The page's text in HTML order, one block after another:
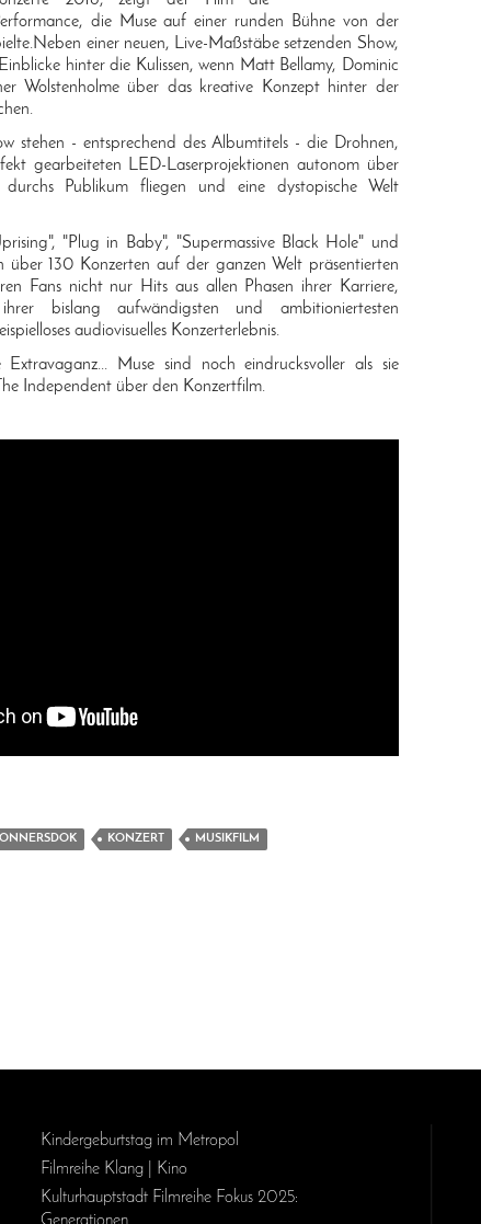
die Muse auf einer runden Bühne von der
einer neuen, Live-Maßstäbe setzenden Show,
hinter die Kulissen, wenn Matt Bellamy, Dominic
Wolstenholme über das kreative Konzept hinter der
stehen - entsprechend des Albumtitels - die Drohnen,
gearbeiteten LED-Laserprojektionen autonom über
Publikum fliegen und eine dystopische Welt
"Plug in Baby", "Supermassive Black Hole" und
über 130 Konzerten auf der ganzen Welt präsentierten
Fans nicht nur Hits aus allen Phasen ihrer Karriere,
bislang aufwändigsten und ambitioniertesten
audiovisuelles Konzerterlebnis.
Extravaganz... Muse sind noch eindrucksvoller als sie
Independent über den Konzertfilm.
KONZERT MUSIKFILM
Kinder­geburts­tag im Metropol
Filmreihe Klang | Kino
Kulturhauptstadt Filmreihe Fokus 2025:
Generationen